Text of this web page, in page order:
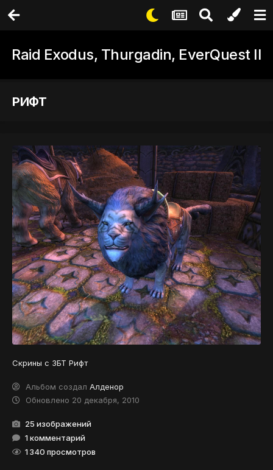
Raid Exodus, Thurgadin, EverQuest II
РИФТ
Скрины с ЗБТ Рифт
Альбом создалАлденор
Обновлено 20 декабря, 2010
25 изображений
1 комментарий
1 340 просмотров